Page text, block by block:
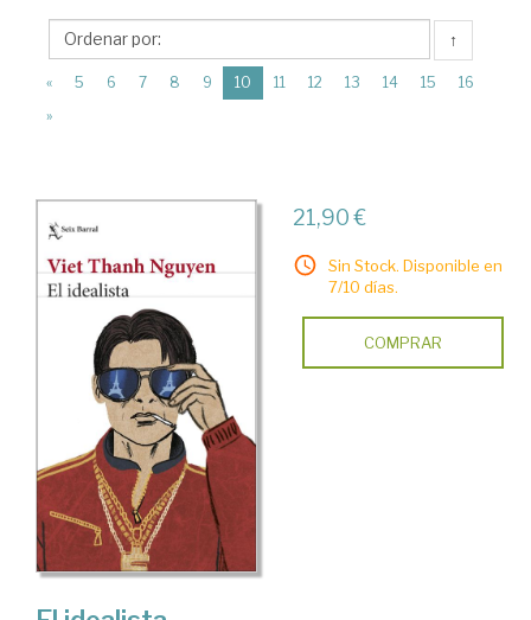
Editorial
Seix
Barral
↑
« 5 6 7 8 9 10 (current)
11 12 13 14 15
16
»
21,90 €
Sin Stock. Disponible en
7/10 días.
COMPRAR